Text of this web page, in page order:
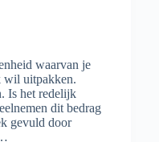
waarvan je
wil uitpakken.
Is het redelijk
dit bedrag
gevuld door